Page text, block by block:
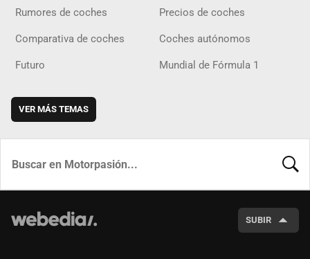
Rumores de coches Precios de coches
Comparativa de coches Coches autónomos
Futuro Mundial de Fórmula 1
VER MÁS TEMAS
SUBIR